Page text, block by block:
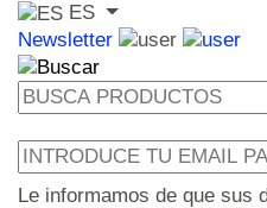
ES
Newsletter
Le informamos de que sus